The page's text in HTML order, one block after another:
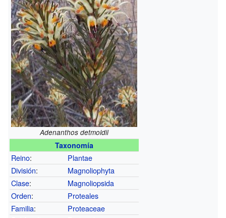
Adenanthos detmoldii
Taxonomía
Reino:
Plantae
División:
Magnoliophyta
Clase:
Magnoliopsida
Orden:
Proteales
Familia:
Proteaceae